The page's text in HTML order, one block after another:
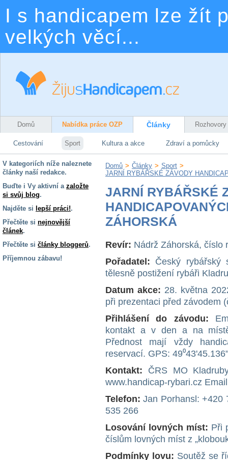
I s handicapem lze žít
velkých věcí...
Domů Nabídka práce OZP Články Rozhovory
Cestování Sport Kultura a akce Zdraví a pomůcky
V kategoriích níže naleznete
články naší redakce.
Buďte i Vy aktivní a založte
si svůj blog.
Najděte si lepší práci!.
Přečtěte si nejnovější
článek.
Přečtěte si články bloggerů.
Příjemnou zábavu!
Domů > Články > Sport >
JARNÍ RYBÁŘSKÉ ZÁVODY
JARNÍ RYBÁŘSKÉ
ZÁHORSKÁ
Revír: Nádrž Záhorská, číslo
Pořadatel: Český rybářský
tělesně postižení rybáři
Datum akce: 28. května
při prezentaci před závodem
Přihlášení do závodu:
kontakt a v den a na
Přednost mají vždy
reservací. GPS:
Kontakt: ČRS MO
www.handicap-rybari.cz
Telefon: Jan Porhansl: +420
535 266
Losování lovných míst: Při
číslům lovných míst z
Podmínky lovu: Soutěž se